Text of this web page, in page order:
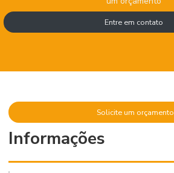
Entre em contato
Solicite um orçamento
Informações